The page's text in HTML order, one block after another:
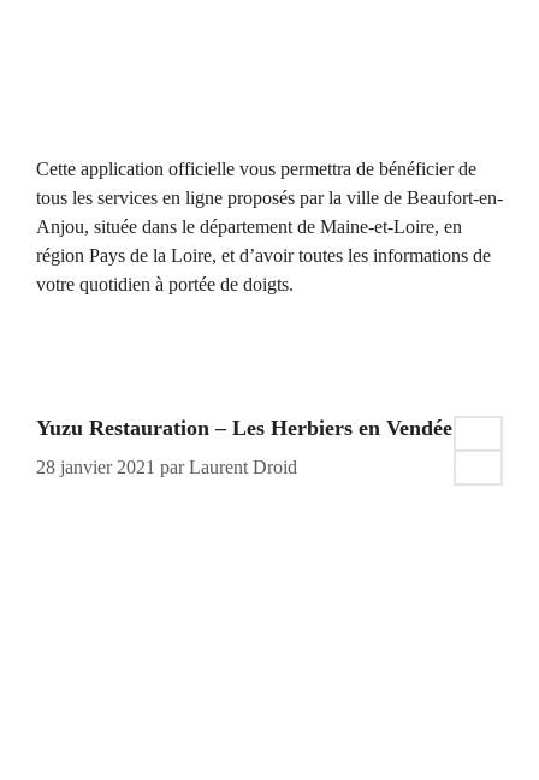
Cette application officielle vous permettra de bénéficier de
tous les services en ligne proposés par la ville de Beaufort-en-
Anjou, située dans le département de Maine-et-Loire, en
région Pays de la Loire, et d’avoir toutes les informations de
votre quotidien à portée de doigts.
Yuzu Restauration – Les Herbiers en Vendée
28 janvier 2021 parLaurent Droid